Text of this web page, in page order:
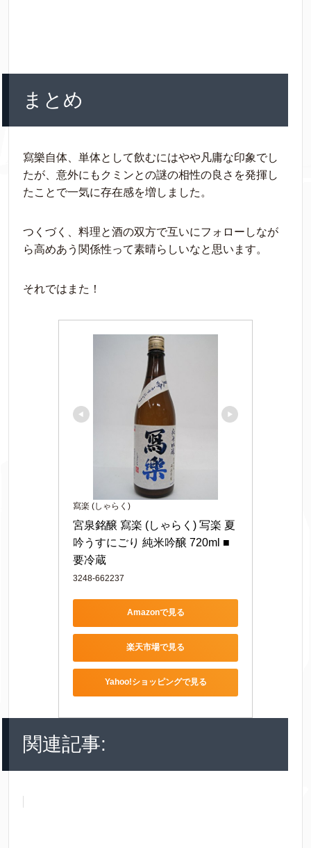
まとめ
寫樂自体、単体として飲むにはやや凡庸な印象でし
たが、意外にもクミンとの謎の相性の良さを発揮し
たことで一気に存在感を増しました。
つくづく、料理と酒の双方で互いにフォローしなが
ら高めあう関係性って素晴らしいなと思います。
それではまた！
寫楽 (しゃらく)
宮泉銘醸 寫楽 (しゃらく) 写楽 夏
吟うすにごり 純米吟醸 720ml ■
要冷蔵
3248-662237
Amazonで見る
楽天市場で見る
Yahoo!ショッピングで見る
関連記事: